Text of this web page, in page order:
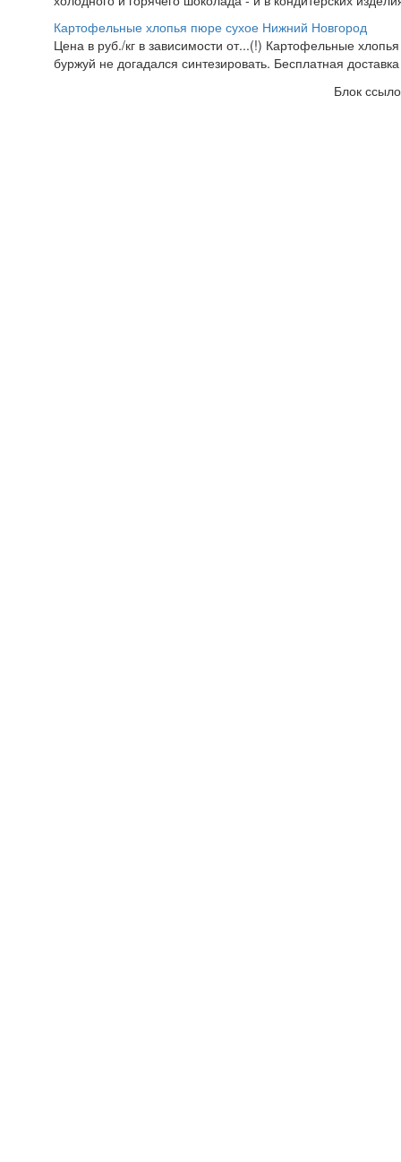
Картофельные хлопья пюре сухое Нижний Новгород
Цена в руб./кг в зависимости от...(!) Картофельные
буржуй не догадался синтезировать. Бесплатная
Блок